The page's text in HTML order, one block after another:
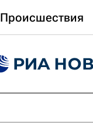
Происшествия